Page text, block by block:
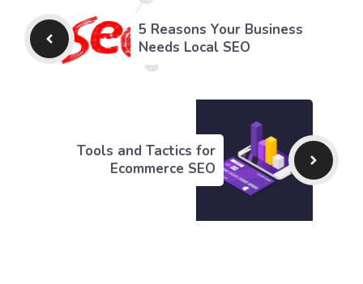
5 Reasons Your Business
Needs Local SEO
Tools and Tactics for
Ecommerce SEO